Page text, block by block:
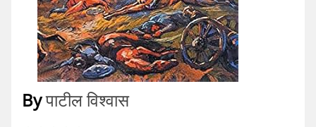
Byपाटील विश्वास